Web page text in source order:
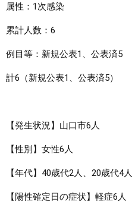
属性：1次感染
累計人数：6
例目等：新規公表1、公表済5
計6（新規公表1、公表済5）
【発生状況】山口市6人
【性別】女性6人
【年代】40歳代2人、20歳代4人
【陽性確定日の症状】軽症6人